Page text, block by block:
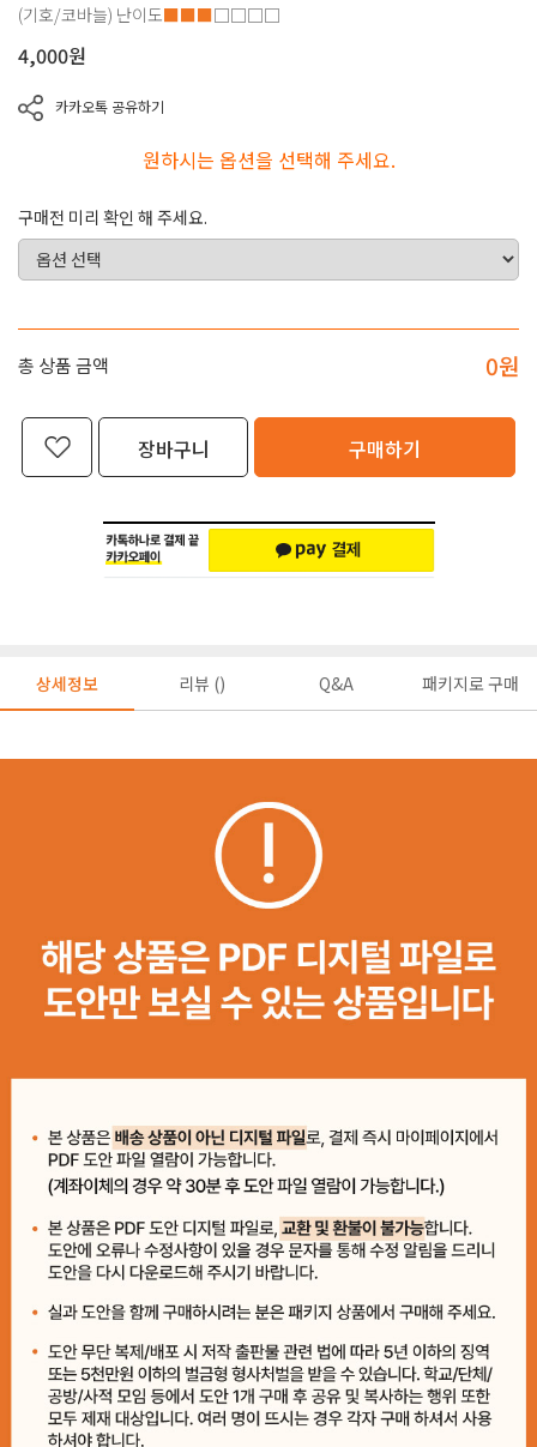
(기호/코바늘) 난이도■■■□□□□
4,000원
카카오톡 공유하기
원하시는 옵션을 선택해 주세요.
구매전 미리 확인 해 주세요.
총 상품 금액 0원
장바구니 구매하기
상세정보 리뷰 () Q&A 패키지로 구매